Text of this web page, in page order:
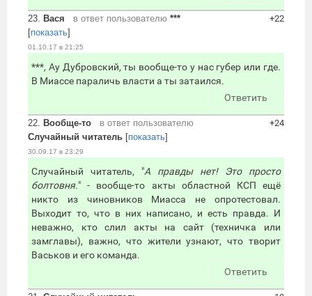
23. Вася в ответ пользователю ***
[показать]
01.10.17 в 21:25
+22
***, Ау Дубровский, ты вообще-то у нас губер или где.
В Миассе параличь власти а ты затаился.
Ответить
22. Вообще-то
в ответ пользователю
Случайный читатель [показать]
30.09.17 в 23:29
+24
Случайный читатель, "А правды нет! Это просто
болтовня." - вообще-то акты областной КСП ещё
никто из чиновников Миасса не опротестовал.
Выходит то, что в них написано, и есть правда. И
неважно, кто слил акты на сайт (техничка или
замглавы), важно, что жители узнают, что творит
Васьков и его команда.
Ответить